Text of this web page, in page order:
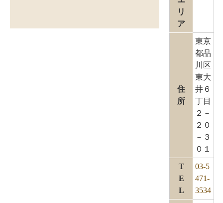
リ
ア
住
所
東京
都品
川区
東大
井６
丁目
２－
２０
－３
０１
T
E
L
03-5
471-
3534